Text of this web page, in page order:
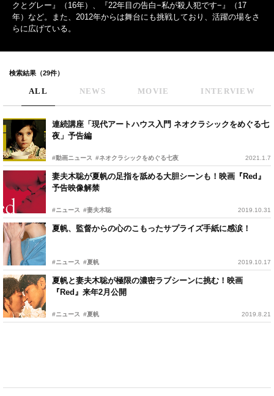
クとグレー』（16年）、『22年目の告白−私が殺人犯です−』（17
年）など。また、2012年からは舞台にも挑戦しており、活躍の場をさ
らに広げている。
検索結果（29件）
ALL NEWS MOVIE INTERVIEW
連続講座「現代アートハウス入門 ネオクラシックをめぐる七
夜」予告編
#動画ニュース #ネオクラシックをめぐる七夜 2021.1.7
妻夫木聡が夏帆の足指を舐める大胆シーンも！映画『Red』
予告映像解禁
#ニュース #妻夫木聡 2019.10.31
夏帆、監督からの心のこもったサプライズ手紙に感涙！
#ニュース #夏帆 2019.10.17
夏帆と妻夫木聡が極限の濃密ラブシーンに挑む！映画
『Red』来年2月公開
#ニュース #夏帆 2019.8.21